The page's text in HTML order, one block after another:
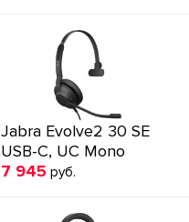
Jabra Evolve2 30 SE
USB-C, UC Mono
7 945 руб.